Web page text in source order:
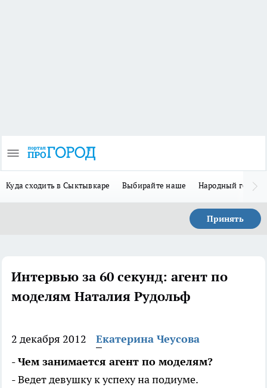
Куда сходить в Сыктывкаре Выбирайте наше Народный герой-
Принять
Интервью за 60 секунд: агент по
моделям Наталия Рудольф
2 декабря 2012
Екатерина Чеусова
- Чем занимается агент по моделям?
- Ведет девушку к успеху на подиуме.